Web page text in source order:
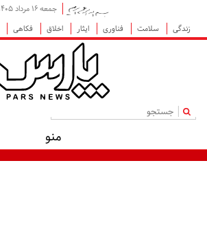
جمعه ۱۶ مرداد ۱۴۰۵
زندگی
سلامت فناوری ایثار اخلاق فکاهی
|
منو